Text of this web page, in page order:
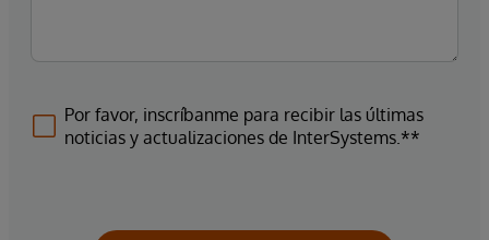
Por favor, inscríbanme para recibir las últimas
noticias y actualizaciones de InterSystems.**